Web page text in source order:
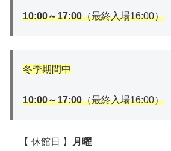
10:00～17:00（最終入場16:00）
冬季期間中
10:00～17:00（最終入場16:00）
【 休館日 】 月曜